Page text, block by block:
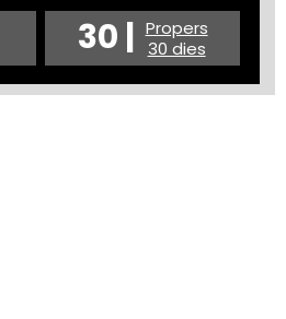
30 | Propers
30 dies